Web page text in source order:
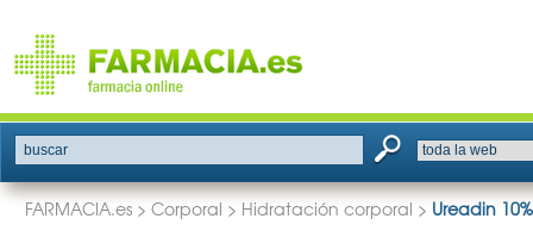
buscar
FARMACIA.es > Corporal > Hidratación corporal > Ureadin